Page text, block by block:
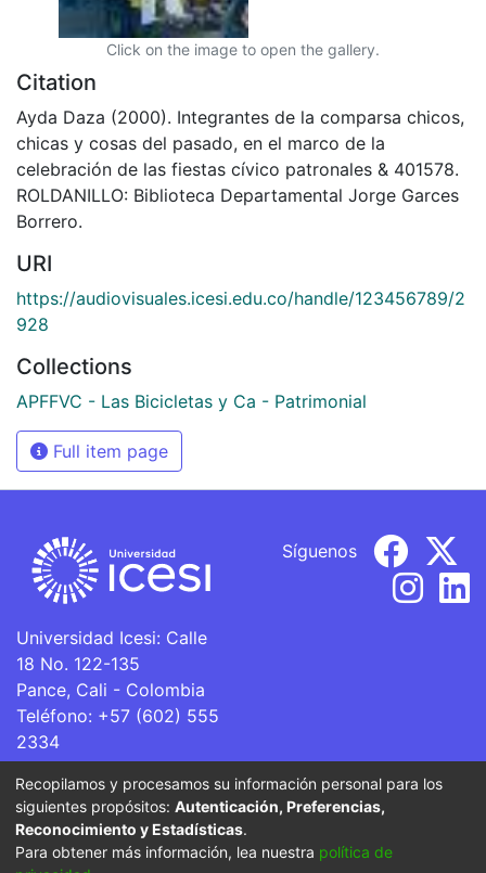
Click on the image to open the gallery.
Citation
Ayda Daza (2000). Integrantes de la comparsa chicos,
chicas y cosas del pasado, en el marco de la
celebración de las fiestas cívico patronales & 401578.
ROLDANILLO: Biblioteca Departamental Jorge Garces
Borrero.
URI
https://audiovisuales.icesi.edu.co/handle/123456789/2
928
Collections
APFFVC - Las Bicicletas y Ca - Patrimonial
Full item page
Universidad Icesi: Calle
18 No. 122-135
Pance, Cali - Colombia
Teléfono: +57 (602) 555
2334
ventanillaunica@icesi.edu.co
Síguenos
La Universidad Icesi es una Institución de Educación
Superior que se encuentra sujeta a inspección y vigilancia
Recopilamos y procesamos su información personal para los
siguientes propósitos: Autenticación, Preferencias,
Reconocimiento y Estadísticas.
Para obtener más información, lea nuestra política de